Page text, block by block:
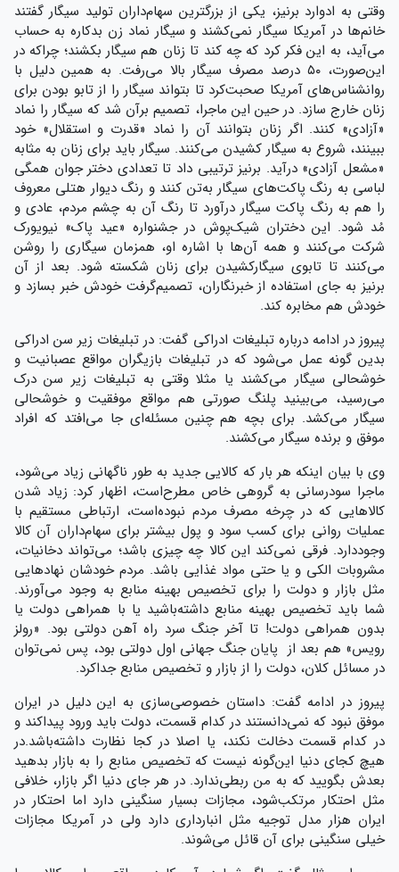
وقتی به ادوارد برنیز، یکی از بزرگترین سهام‌داران تولید سیگار گفتند
خانم‌ها در آمریکا سیگار نمی‌کشند و سیگار نماد زن بدکاره به حساب
می‌آید، به این فکر کرد که چه‌ کند تا زنان هم سیگار بکشند؛ چراکه در
این‌صورت، ۵۰ درصد مصرف سیگار بالا می‌رفت. به همین دلیل با
روانشناس‌های آمریکا صحبت‌کرد تا بتواند سیگار را از تابو‌ بودن برای
زنان خارج‌ سازد. در حین این ماجرا، تصمیم بر‌آن شد که سیگار را نماد
«آزادی» کنند. اگر زنان بتوانند آن را نماد «قدرت و استقلال» خود
ببینند، شروع به سیگار کشیدن می‌کنند. سیگار باید برای زنان به مثابه
«مشعل آزادی» درآید. برنیز ترتیبی داد تا تعدادی دختر جوان همگی
لباسی به رنگ پاکت‌های سیگار به‌تن کنند و رنگ دیوار هتلی معروف
را هم به رنگ پاکت سیگار درآورد تا رنگ آن به چشم مردم، عادی و
مُد شود. این دختران شیک‌پوش در جشنواره «عید پاک» نیویورک
شرکت می‌کنند و همه آن‌ها با اشاره او، همزمان سیگاری را روشن
می‌کنند تا تابوی سیگارکشیدن برای زنان شکسته‌ شود. بعد از آن
برنیز به جای استفاده از خبرنگاران، تصمیم‌گرفت خودش خبر بسازد و
خودش هم مخابره‌ کند.
پیروز در ادامه درباره تبلیغات ادراکی گفت: در تبلیغات زیر سن ادراکی
بدین گونه عمل می‌شود که در تبلیغات بازیگران مواقع عصبانیت و
خوشحالی سیگار می‌کشند یا مثلا وقتی به تبلیغات زیر سن درک
می‌رسید، می‌بینید پلنگ صورتی هم مواقع موفقیت و خوشحالی
سیگار می‌کشد. برای بچه هم چنین مسئله‌ای جا می‌افتد که افراد
موفق و برنده سیگار می‌کشند.
وی با بیان اينکه هر بار که کالایی جدید به طور ناگهانی زیاد می‌شود،
ماجرا سودرسانی به گروهی خاص مطرح‌است، اظهار کرد: زیاد شدن
کالاهایی که در چرخه مصرف مردم نبوده‌است، ارتباطی مستقیم با
عملیات روانی برای کسب سود و پول بیشتر برای سهام‌داران آن کالا
وجوددارد. فرقی نمی‌کند این کالا چه چیزی باشد؛ می‌تواند دخانیات،
مشروبات الکی و یا حتی مواد غذایی باشد.‌ مردم خودشان نهادهایی
مثل بازار و دولت را برای تخصیص بهینه منابع به وجود می‌آورند.
شما باید تخصیص بهینه منابع داشته‌باشید یا با همراهی دولت یا
بدون همراهی دولت! تا آخر جنگ سرد راه آهن دولتی بود. «رولز
رویس» هم بعد از پایان جنگ جهانی اول دولتی بود، پس نمی‌توان
در مسائل کلان، دولت را از بازار و تخصیص منابع جداکرد.
پیروز در ادامه گفت: داستان خصوصی‌سازی به این دلیل در ایران
موفق نبود که نمی‌دانستند در کدام قسمت، دولت باید ورود پیداکند و
در کدام قسمت دخالت نکند، یا اصلا در کجا نظارت داشته‌باشد.در
هیچ کجای دنیا این‌گونه نیست که تخصیص منابع را به بازار بدهید
بعدش بگویید که به من ربطی‌ندارد. در هر جای دنیا اگر بازار، خلافی
مثل احتکار مرتکب‌شود، مجازات بسیار سنگینی دارد اما احتکار در
ایران هزار مدل توجیه مثل انبارداري دارد ولی در آمریکا مجازات
خیلی سنگینی برای آن قائل می‌شوند.